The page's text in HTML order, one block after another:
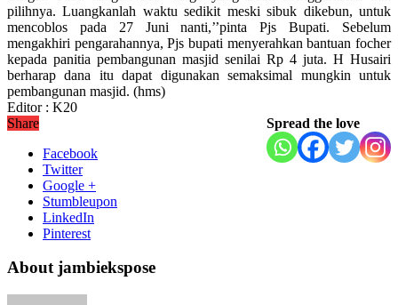
pilihnya. Luangkanlah waktu sedikit meski sibuk dikebun, untuk
mencoblos pada 27 Juni nanti,’’pinta Pjs Bupati. Sebelum
mengakhiri pengarahannya, Pjs bupati menyerahkan bantuan focher
kepada panitia pembangunan masjid senilai Rp 4 juta. H Husairi
berharap dana itu dapat digunakan semaksimal mungkin untuk
pembangunan masjid. (hms)
Editor : K20
Spread the love
Share
Facebook
Twitter
Google +
Stumbleupon
LinkedIn
Pinterest
About jambiekspose